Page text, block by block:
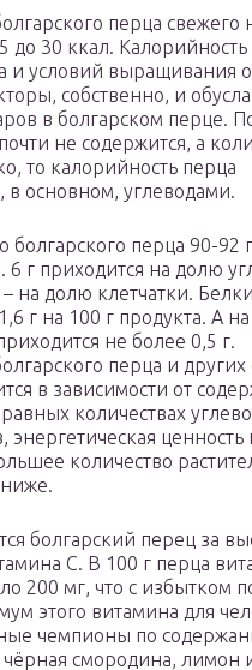
перца свежего
до 30 ккал. Калорийность
и условий выращивания
собственно, и
в болгарском перце.
не содержится, а
то калорийность перца
в основном, углеводами.
болгарского перца 90-92 г
6 г приходится на долю
на долю клетчатки. Белки
г на 100 г продукта. А
не более 0,5 г.
перца и
в зависимости от
количествах
ценность
количество
болгарский перец за
C. В 100 г перца
200 мг, что с избытком
этого витамина для
чемпионы по
чёрная смородина, лимон